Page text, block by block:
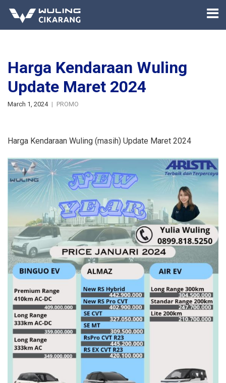
Harga Kendaraan Wuling
Update Maret 2024
March 1, 2024 PROMO
Harga Kendaraan Wuling (masih) Update Maret 2024